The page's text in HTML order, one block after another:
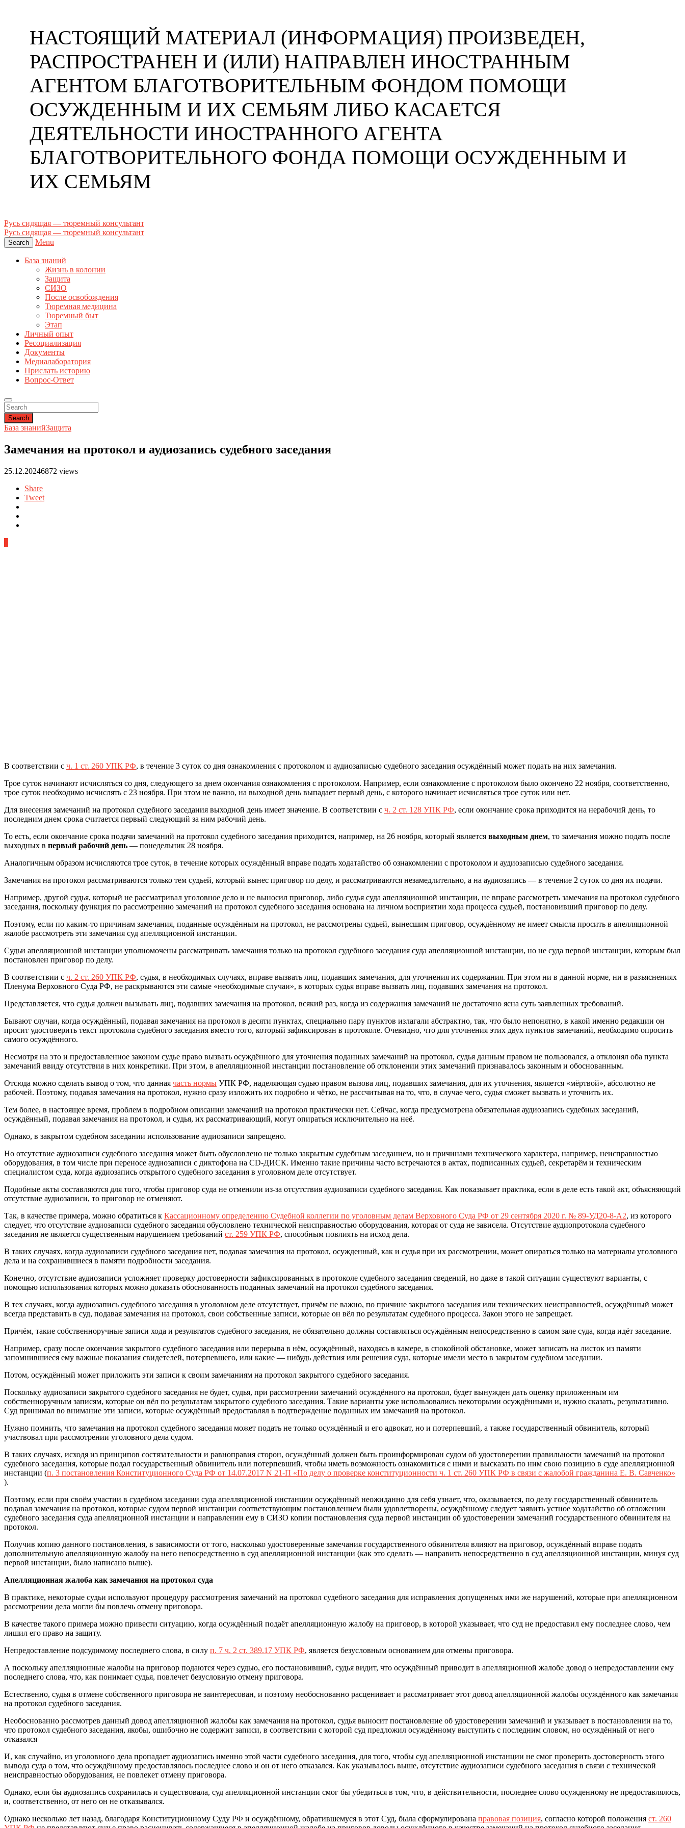
НАСТОЯЩИЙ МАТЕРИАЛ (ИНФОРМАЦИЯ) ПРОИЗВЕДЕН,
РАСПРОСТРАНЕН И (ИЛИ) НАПРАВЛЕН ИНОСТРАННЫМ
АГЕНТОМ БЛАГОТВОРИТЕЛЬНЫМ ФОНДОМ ПОМОЩИ
ОСУЖДЕННЫМ И ИХ СЕМЬЯМ ЛИБО КАСАЕТСЯ
ДЕЯТЕЛЬНОСТИ ИНОСТРАННОГО АГЕНТА
БЛАГОТВОРИТЕЛЬНОГО ФОНДА ПОМОЩИ ОСУЖДЕННЫМ И
ИХ СЕМЬЯМ
Русь сидящая — тюремный консультант
Русь сидящая — тюремный консультант
Search Menu
База знаний
Жизнь в колонии
Защита
СИЗО
После освобождения
Тюремная медицина
Тюремный быт
Этап
Личный опыт
Ресоциализация
Документы
Медиалаборатория
Прислать историю
Вопрос-Ответ
Search
База знанийЗащита
Замечания на протокол и аудиозапись судебного заседания
25.12.20246872 views
Share
Tweet
В соответствии с ч. 1 ст. 260 УПК РФ, в течение 3 суток со дня ознакомления с протоколом и аудиозаписью судебного заседания осуждённый может подать на них замечания.
Трое суток начинают исчисляться со дня, следующего за днем окончания ознакомления с протоколом. Например, если ознакомление с протоколом было окончено 22 ноября, соответственно,
трое суток необходимо исчислять с 23 ноября. При этом не важно, на выходной день выпадает первый день, с которого начинает исчисляться трое суток или нет.
Для внесения замечаний на протокол судебного заседания выходной день имеет значение. В соответствии с ч. 2 ст. 128 УПК РФ, если окончание срока приходится на нерабочий день, то
последним днем срока считается первый следующий за ним рабочий день.
То есть, если окончание срока подачи замечаний на протокол судебного заседания приходится, например, на 26 ноября, который является выходным днем, то замечания можно подать после
выходных в первый рабочий день — понедельник 28 ноября.
Аналогичным образом исчисляются трое суток, в течение которых осуждённый вправе подать ходатайство об ознакомлении с протоколом и аудиозаписью судебного заседания.
Замечания на протокол рассматриваются только тем судьей, который вынес приговор по делу, и рассматриваются незамедлительно, а на аудиозапись — в течение 2 суток со дня их подачи.
Например, другой судья, который не рассматривал уголовное дело и не выносил приговор, либо судья суда апелляционной инстанции, не вправе рассмотреть замечания на протокол судебного
заседания, поскольку функция по рассмотрению замечаний на протокол судебного заседания основана на личном восприятии хода процесса судьей, постановивший приговор по делу.
Поэтому, если по каким-то причинам замечания, поданные осуждённым на протокол, не рассмотрены судьей, вынесшим приговор, осуждённому не имеет смысла просить в апелляционной
жалобе рассмотреть эти замечания суд апелляционной инстанции.
Судьи апелляционной инстанции уполномочены рассматривать замечания только на протокол судебного заседания суда апелляционной инстанции, но не суда первой инстанции, которым был
постановлен приговор по делу.
В соответствии с ч. 2 ст. 260 УПК РФ, судья, в необходимых случаях, вправе вызвать лиц, подавших замечания, для уточнения их содержания. При этом ни в данной норме, ни в разъяснениях
Пленума Верховного Суда РФ, не раскрываются эти самые «необходимые случаи», в которых судья вправе вызвать лиц, подавших замечания на протокол.
Представляется, что судья должен вызывать лиц, подавших замечания на протокол, всякий раз, когда из содержания замечаний не достаточно ясна суть заявленных требований.
Бывают случаи, когда осуждённый, подавая замечания на протокол в десяти пунктах, специально пару пунктов излагали абстрактно, так, что было непонятно, в какой именно редакции он
просит удостоверить текст протокола судебного заседания вместо того, который зафиксирован в протоколе. Очевидно, что для уточнения этих двух пунктов замечаний, необходимо опросить
самого осуждённого.
Несмотря на это и предоставленное законом судье право вызвать осуждённого для уточнения поданных замечаний на протокол, судья данным правом не пользовался, а отклонял оба пункта
замечаний ввиду отсутствия в них конкретики. При этом, в апелляционной инстанции постановление об отклонении этих замечаний признавалось законным и обоснованным.
Отсюда можно сделать вывод о том, что данная часть нормы УПК РФ, наделяющая судью правом вызова лиц, подавших замечания, для их уточнения, является «мёртвой», абсолютно не
рабочей. Поэтому, подавая замечания на протокол, нужно сразу изложить их подробно и чётко, не рассчитывая на то, что, в случае чего, судья сможет вызвать и уточнить их.
Тем более, в настоящее время, проблем в подробном описании замечаний на протокол практически нет. Сейчас, когда предусмотрена обязательная аудиозапись судебных заседаний,
осуждённый, подавая замечания на протокол, и судья, их рассматривающий, могут опираться исключительно на неё.
Однако, в закрытом судебном заседании использование аудиозаписи запрещено.
Но отсутствие аудиозаписи судебного заседания может быть обусловлено не только закрытым судебным заседанием, но и причинами технического характера, например, неисправностью
оборудования, в том числе при переносе аудиозаписи с диктофона на CD-ДИСК. Именно такие причины часто встречаются в актах, подписанных судьей, секретарём и техническим
специалистом суда, когда аудиозапись открытого судебного заседания в уголовном деле отсутствует.
Подобные акты составляются для того, чтобы приговор суда не отменили из-за отсутствия аудиозаписи судебного заседания. Как показывает практика, если в деле есть такой акт, объясняющий
отсутствие аудиозаписи, то приговор не отменяют.
Так, в качестве примера, можно обратиться к Кассационному определению Судебной коллегии по уголовным делам Верховного Суда РФ от 29 сентября 2020 г. № 89-УД20-8-А2, из которого
следует, что отсутствие аудиозаписи судебного заседания обусловлено технической неисправностью оборудования, которая от суда не зависела. Отсутствие аудиопротокола судебного
заседания не является существенным нарушением требований ст. 259 УПК РФ, способным повлиять на исход дела.
В таких случаях, когда аудиозаписи судебного заседания нет, подавая замечания на протокол, осужденный, как и судья при их рассмотрении, может опираться только на материалы уголовного
дела и на сохранившиеся в памяти подробности заседания.
Конечно, отсутствие аудиозаписи усложняет проверку достоверности зафиксированных в протоколе судебного заседания сведений, но даже в такой ситуации существуют варианты, с
помощью использования которых можно доказать обоснованность поданных замечаний на протокол судебного заседания.
В тех случаях, когда аудиозапись судебного заседания в уголовном деле отсутствует, причём не важно, по причине закрытого заседания или технических неисправностей, осуждённый может
всегда представить в суд, подавая замечания на протокол, свои собственные записи, которые он вёл по результатам судебного процесса. Закон этого не запрещает.
Причём, такие собственноручные записи хода и результатов судебного заседания, не обязательно должны составляться осуждённым непосредственно в самом зале суда, когда идёт заседание.
Например, сразу после окончания закрытого судебного заседания или перерыва в нём, осуждённый, находясь в камере, в спокойной обстановке, может записать на листок из памяти
запомнившиеся ему важные показания свидетелей, потерпевшего, или какие — нибудь действия или решения суда, которые имели место в закрытом судебном заседании.
Потом, осуждённый может приложить эти записи к своим замечаниям на протокол закрытого судебного заседания.
Поскольку аудиозаписи закрытого судебного заседания не будет, судья, при рассмотрении замечаний осуждённого на протокол, будет вынужден дать оценку приложенным им
собственноручным записям, которые он вёл по результатам закрытого судебного заседания. Такие варианты уже использовались некоторыми осуждёнными и, нужно сказать, результативно.
Суд принимал во внимание эти записи, которые осуждённый предоставлял в подтверждение поданных им замечаний на протокол.
Нужно помнить, что замечания на протокол судебного заседания может подать не только осуждённый и его адвокат, но и потерпевший, а также государственный обвинитель, который
участвовал при рассмотрении уголовного дела судом.
В таких случаях, исходя из принципов состязательности и равноправия сторон, осуждённый должен быть проинформирован судом об удостоверении правильности замечаний на протокол
судебного заседания, которые подал государственный обвинитель или потерпевший, чтобы иметь возможность ознакомиться с ними и высказать по ним свою позицию в суде апелляционной
инстанции (п. 3 постановления Конституционного Суда РФ от 14.07.2017 N 21-П «По делу о проверке конституционности ч. 1 ст. 260 УПК РФ в связи с жалобой гражданина Е. В. Савченко»
).
Поэтому, если при своём участии в судебном заседании суда апелляционной инстанции осуждённый неожиданно для себя узнает, что, оказывается, по делу государственный обвинитель
подавал замечания на протокол, которые судом первой инстанции соответствующим постановлением были удовлетворены, осуждённому следует заявить устное ходатайство об отложении
судебного заседания суда апелляционной инстанции и направлении ему в СИЗО копии постановления суда первой инстанции об удостоверении замечаний государственного обвинителя на
протокол.
Получив копию данного постановления, в зависимости от того, насколько удостоверенные замечания государственного обвинителя влияют на приговор, осуждённый вправе подать
дополнительную апелляционную жалобу на него непосредственно в суд апелляционной инстанции (как это сделать — направить непосредственно в суд апелляционной инстанции, минуя суд
первой инстанции, было написано выше).
Апелляционная жалоба как замечания на протокол суда
В практике, некоторые судьи используют процедуру рассмотрения замечаний на протокол судебного заседания для исправления допущенных ими же нарушений, которые при апелляционном
рассмотрении дела могли бы повлечь отмену приговора.
В качестве такого примера можно привести ситуацию, когда осуждённый подаёт апелляционную жалобу на приговор, в которой указывает, что суд не предоставил ему последнее слово, чем
лишил его право на защиту.
Непредоставление подсудимому последнего слова, в силу п. 7 ч. 2 ст. 389.17 УПК РФ, является безусловным основанием для отмены приговора.
А поскольку апелляционные жалобы на приговор подаются через судью, его постановивший, судья видит, что осуждённый приводит в апелляционной жалобе довод о непредоставлении ему
последнего слова, что, как понимает судья, повлечет безусловную отмену приговора.
Естественно, судья в отмене собственного приговора не заинтересован, и поэтому необоснованно расценивает и рассматривает этот довод апелляционной жалобы осуждённого как замечания
на протокол судебного заседания.
Необоснованно рассмотрев данный довод апелляционной жалобы как замечания на протокол, судья выносит постановление об удостоверении замечаний и указывает в постановлении на то,
что протокол судебного заседания, якобы, ошибочно не содержит записи, в соответствии с которой суд предложил осуждённому выступить с последним словом, но осуждённый от него
отказался
И, как случайно, из уголовного дела пропадает аудиозапись именно этой части судебного заседания, для того, чтобы суд апелляционной инстанции не смог проверить достоверность этого
вывода суда о том, что осуждённому предоставлялось последнее слово и он от него отказался. Как указывалось выше, отсутствие аудиозаписи судебного заседания в связи с технической
неисправностью оборудования, не повлекет отмену приговора.
Однако, если бы аудиозапись сохранилась и существовала, суд апелляционной инстанции смог бы убедиться в том, что, в действительности, последнее слово осужденному не предоставлялось,
и, соответственно, от него он не отказывался.
Однако несколько лет назад, благодаря Конституционному Суду РФ и осуждённому, обратившемуся в этот Суд, была сформулирована правовая позиция, согласно которой положения ст. 260